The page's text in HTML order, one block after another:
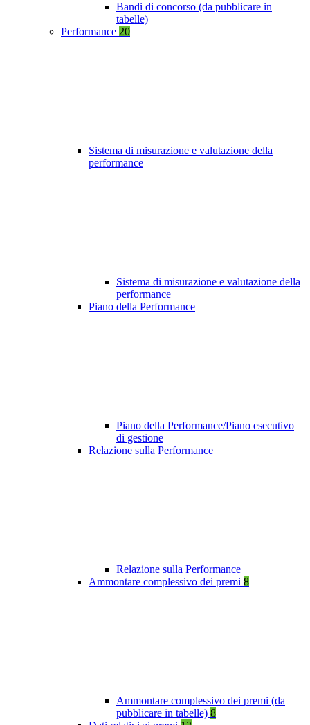
Bandi di concorso (da pubblicare in
tabelle)
Performance 20
Sistema di misurazione e valutazione della
performance
Sistema di misurazione e valutazione della
performance
Piano della Performance
Piano della Performance/Piano esecutivo
di gestione
Relazione sulla Performance
Relazione sulla Performance
Ammontare complessivo dei premi 8
Ammontare complessivo dei premi (da
pubblicare in tabelle) 8